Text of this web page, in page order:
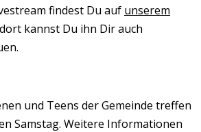
findest Du auf unserem
kannst Du ihn Dir auch
und Teens der Gemeinde treffen
Samstag. Weitere Informationen